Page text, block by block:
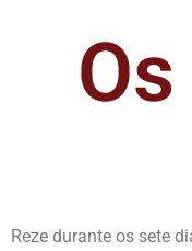
Reze durante os sete